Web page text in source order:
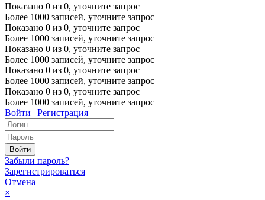
Показано 0 из 0, уточните запрос
Более 1000 записей, уточните запрос
Показано 0 из 0, уточните запрос
Более 1000 записей, уточните запрос
Показано 0 из 0, уточните запрос
Более 1000 записей, уточните запрос
Показано 0 из 0, уточните запрос
Более 1000 записей, уточните запрос
Показано 0 из 0, уточните запрос
Более 1000 записей, уточните запрос
Войти | Регистрация
Забыли пароль?
Зарегистрироваться
Отмена
×